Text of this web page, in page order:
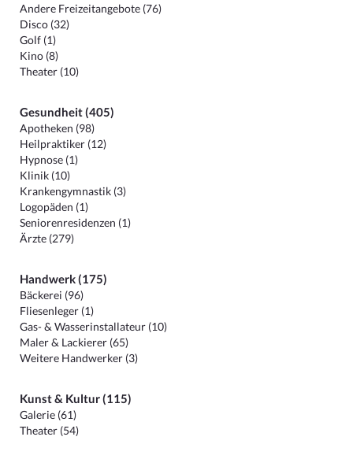
Andere Freizeitangebote (76)
Disco (32)
Golf (1)
Kino (8)
Theater (10)
Gesundheit (405)
Apotheken (98)
Heilpraktiker (12)
Hypnose (1)
Klinik (10)
Krankengymnastik (3)
Logopäden (1)
Seniorenresidenzen (1)
Ärzte (279)
Handwerk (175)
Bäckerei (96)
Fliesenleger (1)
Gas- & Wasserinstallateur (10)
Maler & Lackierer (65)
Weitere Handwerker (3)
Kunst & Kultur (115)
Galerie (61)
Theater (54)